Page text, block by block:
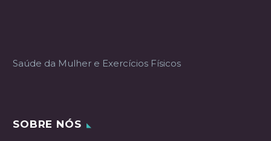
Saúde da Mulher e Exercícios Físicos
SOBRE NÓS